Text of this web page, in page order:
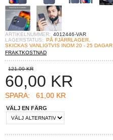
ARTIKELNUMMER: 4012446-VAR
LAGERSTATUS: PÅ FJÄRRLAGER.
SKICKAS VANLIGTVIS INOM 20 - 25 DAGAR
FRAKTKOSTNAD
121,00 KR
60,00 KR
SPARA: 61,00 KR
VÄLJ EN FÄRG